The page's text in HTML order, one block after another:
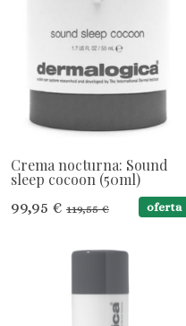
Crema nocturna: Sound
sleep cocoon (50ml)
99,95 € 119,55 € oferta